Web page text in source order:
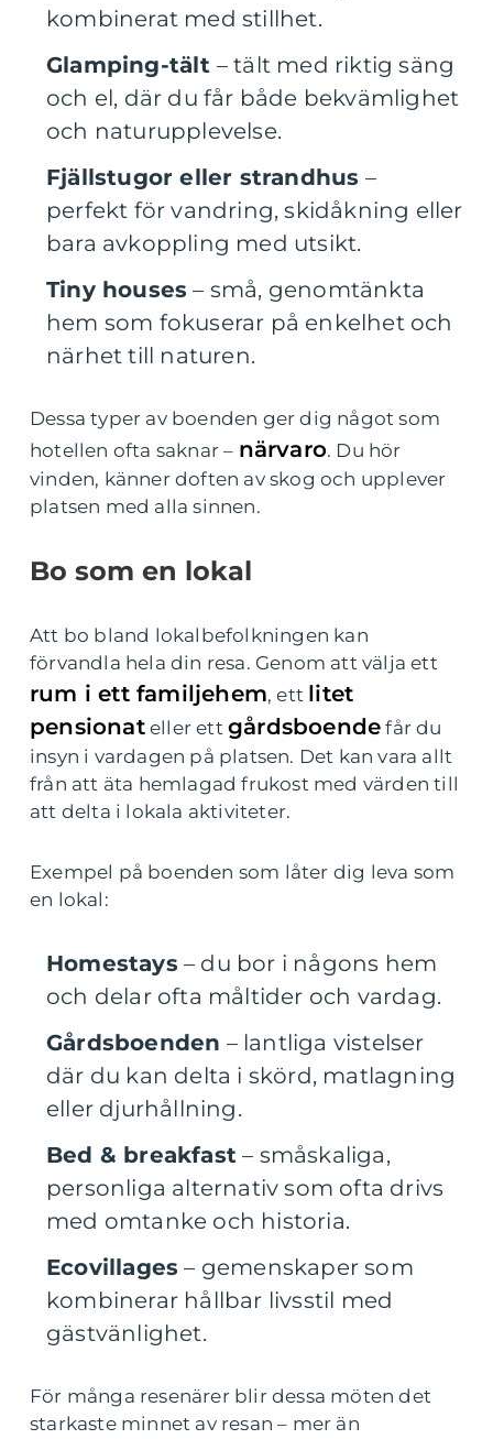
kombinerat med stillhet.
Glamping-tält – tält med riktig säng
och el, där du får både bekvämlighet
och naturupplevelse.
Fjällstugor eller strandhus –
perfekt för vandring, skidåkning eller
bara avkoppling med utsikt.
Tiny houses – små, genomtänkta
hem som fokuserar på enkelhet och
närhet till naturen.
Dessa typer av boenden ger dig något som
hotellen ofta saknar – närvaro. Du hör
vinden, känner doften av skog och upplever
platsen med alla sinnen.
Bo som en lokal
Att bo bland lokalbefolkningen kan
förvandla hela din resa. Genom att välja ett
rum i ett familjehem, ett litet
pensionateller ettgårdsboende får du
insyn i vardagen på platsen. Det kan vara allt
från att äta hemlagad frukost med värden till
att delta i lokala aktiviteter.
Exempel på boenden som låter dig leva som
en lokal:
Homestays – du bor i någons hem
och delar ofta måltider och vardag.
Gårdsboenden – lantliga vistelser
där du kan delta i skörd, matlagning
eller djurhållning.
Bed & breakfast – småskaliga,
personliga alternativ som ofta drivs
med omtanke och historia.
Ecovillages – gemenskaper som
kombinerar hållbar livsstil med
gästvänlighet.
För många resenärer blir dessa möten det
starkaste minnet av resan – mer än